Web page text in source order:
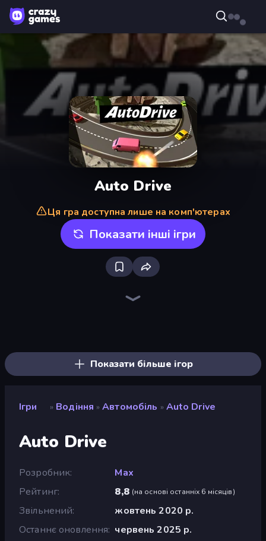
Auto Drive
Ця гра доступна лише на комп'ютерах
Показати інші ігри
Показати більше ігор
Ігри » Водіння » Автомобіль » Auto Drive
Auto Drive
Розробник
Max
Рейтинг
8,8 (на основі останніх 6 місяців)
Звільнений
жовтень 2020 р.
Останнє оновлення червень 2025 р.